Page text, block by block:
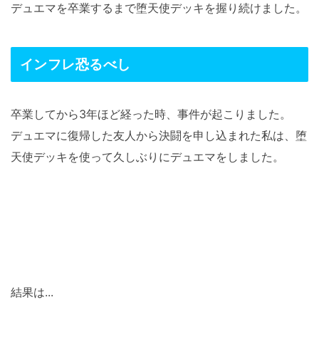
デュエマを卒業するまで堕天使デッキを握り続けました。
インフレ恐るべし
卒業してから3年ほど経った時、事件が起こりました。
デュエマに復帰した友人から決闘を申し込まれた私は、堕
天使デッキを使って久しぶりにデュエマをしました。
結果は...